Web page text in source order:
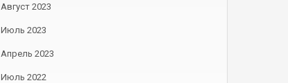
Август 2023
Июль 2023
Апрель 2023
Июль 2022